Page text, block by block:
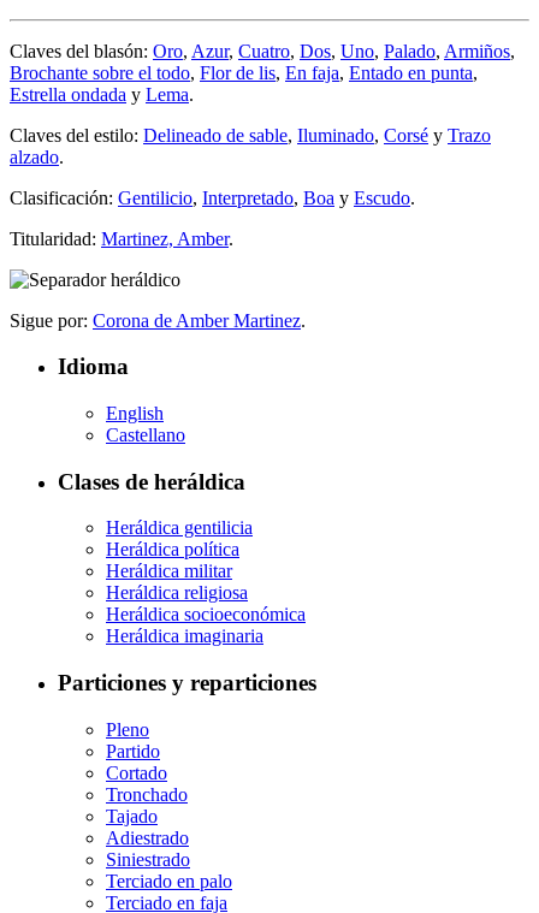
Claves del blasón: Oro, Azur, Cuatro, Dos, Uno, Palado, Armiños,
Brochante sobre el todo, Flor de lis, En faja, Entado en punta,
Estrella ondada y Lema.
Claves del estilo: Delineado de sable, Iluminado, Corsé y Trazo
alzado.
Clasificación: Gentilicio, Interpretado, Boa y Escudo.
Titularidad: Martinez, Amber.
Sigue por: Corona de Amber Martinez.
Idioma
English
Castellano
Clases de heráldica
Heráldica gentilicia
Heráldica política
Heráldica militar
Heráldica religiosa
Heráldica socioeconómica
Heráldica imaginaria
Particiones y reparticiones
Pleno
Partido
Cortado
Tronchado
Tajado
Adiestrado
Siniestrado
Terciado en palo
Terciado en faja